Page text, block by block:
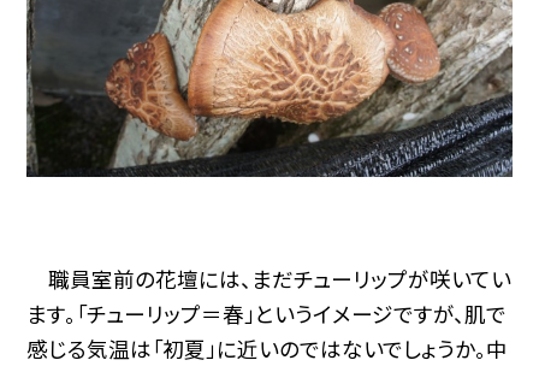
職員室前の花壇には、まだチューリップが咲いてい
ます。「チューリップ＝春」というイメージですが、肌で
感じる気温は「初夏」に近いのではないでしょうか。中